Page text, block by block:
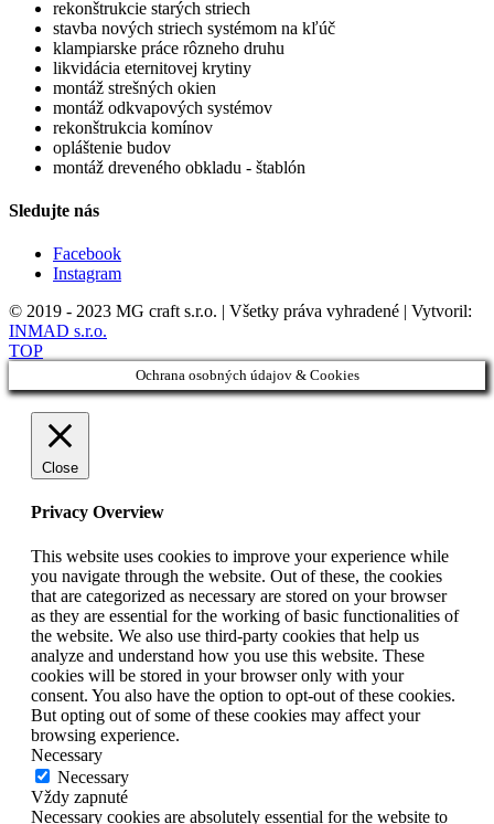
rekonštrukcie starých striech
stavba nových striech systémom na kľúč
klampiarske práce rôzneho druhu
likvidácia eternitovej krytiny
montáž strešných okien
montáž odkvapových systémov
rekonštrukcia komínov
opláštenie budov
montáž dreveného obkladu - štablón
Sledujte nás
Facebook
Instagram
© 2019 - 2023 MG craft s.r.o. | Všetky práva vyhradené | Vytvoril:
INMAD s.r.o.
TOP
Ochrana osobných údajov & Cookies
Close
Privacy Overview
This website uses cookies to improve your experience while
you navigate through the website. Out of these, the cookies
that are categorized as necessary are stored on your browser
as they are essential for the working of basic functionalities of
the website. We also use third-party cookies that help us
analyze and understand how you use this website. These
cookies will be stored in your browser only with your
consent. You also have the option to opt-out of these cookies.
But opting out of some of these cookies may affect your
browsing experience.
Necessary
Necessary
Vždy zapnuté
Necessary cookies are absolutely essential for the website to